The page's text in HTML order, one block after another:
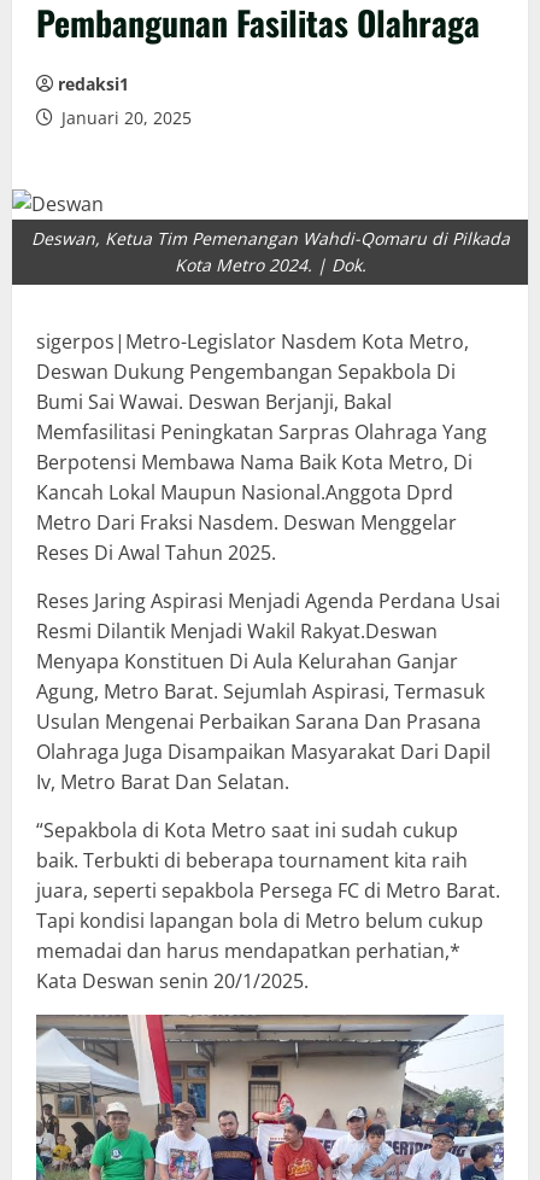
Pembangunan Fasilitas Olahraga
redaksi1
Januari 20, 2025
Deswan, Ketua Tim Pemenangan Wahdi-Qomaru di Pilkada
Kota Metro 2024. | Dok.
sigerpos|Metro-Legislator Nasdem Kota Metro,
Deswan Dukung Pengembangan Sepakbola Di
Bumi Sai Wawai. Deswan Berjanji, Bakal
Memfasilitasi Peningkatan Sarpras Olahraga Yang
Berpotensi Membawa Nama Baik Kota Metro, Di
Kancah Lokal Maupun Nasional.Anggota Dprd
Metro Dari Fraksi Nasdem. Deswan Menggelar
Reses Di Awal Tahun 2025.
Reses Jaring Aspirasi Menjadi Agenda Perdana Usai
Resmi Dilantik Menjadi Wakil Rakyat.Deswan
Menyapa Konstituen Di Aula Kelurahan Ganjar
Agung, Metro Barat. Sejumlah Aspirasi, Termasuk
Usulan Mengenai Perbaikan Sarana Dan Prasana
Olahraga Juga Disampaikan Masyarakat Dari Dapil
Iv, Metro Barat Dan Selatan.
“Sepakbola di Kota Metro saat ini sudah cukup
baik. Terbukti di beberapa tournament kita raih
juara, seperti sepakbola Persega FC di Metro Barat.
Tapi kondisi lapangan bola di Metro belum cukup
memadai dan harus mendapatkan perhatian,*
Kata Deswan senin 20/1/2025.